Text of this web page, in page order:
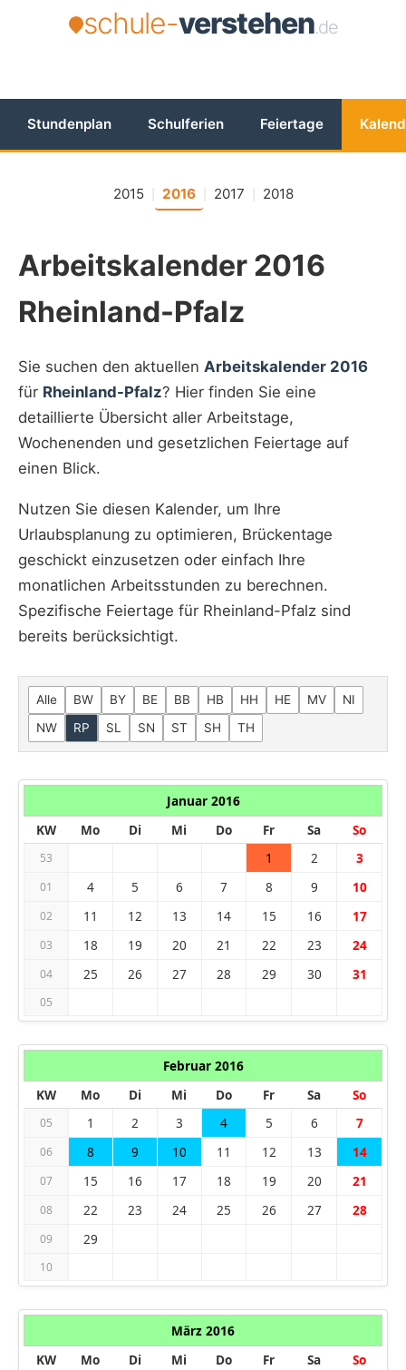
schule-verstehen.de
Stundenplan Schulferien Feiertage
2015 2016 2017 2018
Arbeitskalender 2016
Rheinland-Pfalz
Sie suchen den aktuellen Arbeitskalender 2016
für Rheinland-Pfalz? Hier finden Sie eine
detaillierte Übersicht aller Arbeitstage,
Wochenenden und gesetzlichen Feiertage auf
einen Blick.
Nutzen Sie diesen Kalender, um Ihre
Urlaubsplanung zu optimieren, Brückentage
geschickt einzusetzen oder einfach Ihre
monatlichen Arbeitsstunden zu berechnen.
Spezifische Feiertage für Rheinland-Pfalz sind
bereits berücksichtigt.
Alle BW BY BE BB HB HH HE MV
NI
NW
RP SL SN ST SH TH
Januar 2016
KW
Mo Di Mi Do Fr Sa So
53 1 2 3
01 4 5 6 7 8 9 10
02 11 12 13 14 15 16 17
03 18 19 20 21 22 23 24
04 25 26 27 28 29 30 31
05
Februar 2016
KW
Mo Di Mi Do Fr Sa So
05 1 2 3 4 5 6 7
06 8 9 10 11 12 13 14
07 15 16 17 18 19 20 21
08 22 23 24 25 26 27 28
09 29
10
März 2016
KW
Mo Di Mi Do Fr Sa So